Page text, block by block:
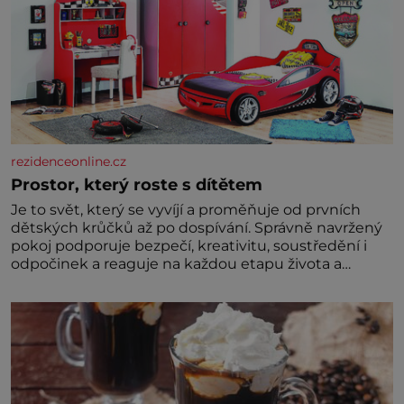
rezidenceonline.cz
Prostor, který roste s dítětem
Je to svět, který se vyvíjí a proměňuje od prvních
dětských krůčků až po dospívání. Správně navržený
pokoj podporuje bezpečí, kreativitu, soustředění i
odpočinek a reaguje na každou etapu života a
jednoduchost, měkkost a bezpečí, proto by pokoj
miminka měl působit především klidně a útulně.
Předškolní věk je